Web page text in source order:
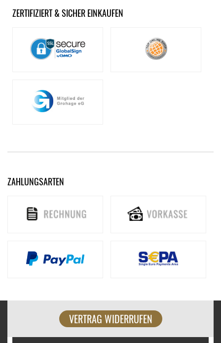
ZERTIFIZIERT & SICHER EINKAUFEN
ZAHLUNGSARTEN
VERTRAG WIDERRUFEN